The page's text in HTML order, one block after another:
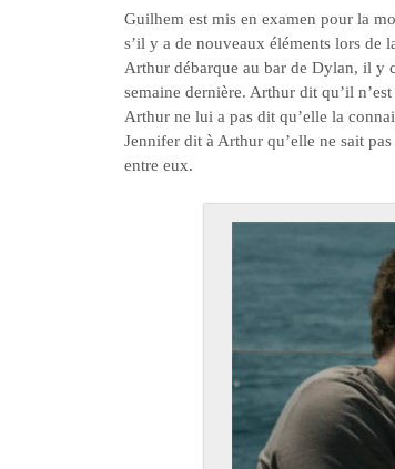
Guilhem est mis en examen pour la
s’il y a de nouveaux éléments lors de
Arthur débarque au bar de Dylan, il y
semaine dernière. Arthur dit qu’il
Arthur ne lui a pas dit qu’elle la
Jennifer dit à Arthur qu’elle ne sait
entre eux.